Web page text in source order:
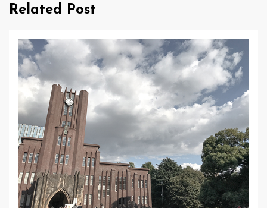
ー
ョ
ン
Related Post